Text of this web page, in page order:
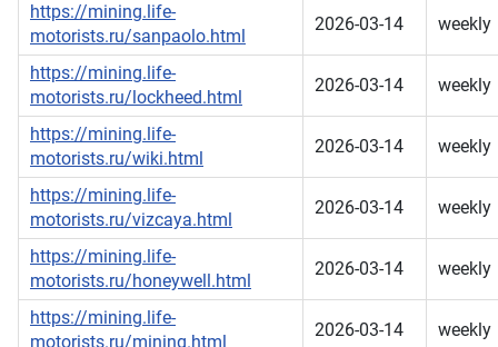
https://mining.life-
motorists.ru/sanpaolo.html
2026-03-14 weekly
https://mining.life-
motorists.ru/lockheed.html
2026-03-14 weekly
https://mining.life-
motorists.ru/wiki.html
2026-03-14 weekly
https://mining.life-
motorists.ru/vizcaya.html
2026-03-14 weekly
https://mining.life-
motorists.ru/honeywell.html
2026-03-14 weekly
https://mining.life-
motorists.ru/mining.html
2026-03-14 weekly